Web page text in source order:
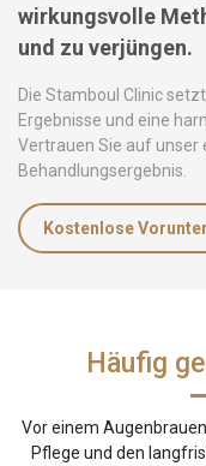
wirkungsvolle
und zu verjüngen.
Die Stamboul Clinic
Ergebnisse und eine
Vertrauen Sie auf
Behandlungsergebnis.
Kostenlose
Häufig
Vor einem
Pflege und den